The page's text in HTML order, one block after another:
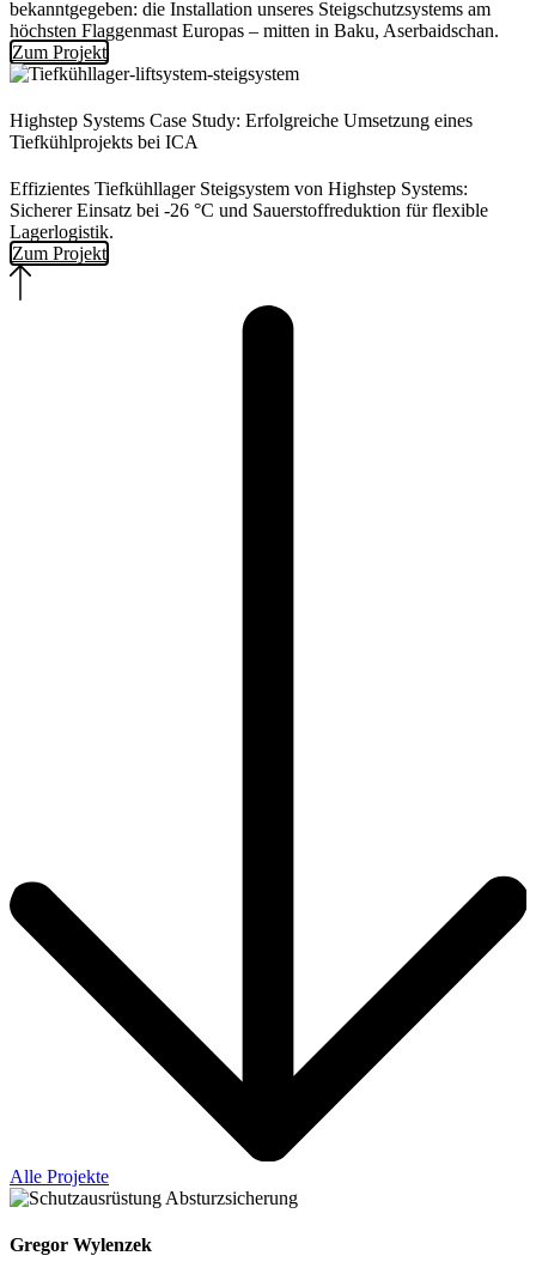
bekanntgegeben: die Installation unseres Steigschutzsystems am
höchsten Flaggenmast Europas – mitten in Baku, Aserbaidschan.
Zum Projekt
Highstep Systems Case Study: Erfolgreiche Umsetzung eines
Tiefkühlprojekts bei ICA
Effizientes Tiefkühllager Steigsystem von Highstep Systems:
Sicherer Einsatz bei -26 °C und Sauerstoffreduktion für flexible
Lagerlogistik.
Zum Projekt
Alle Projekte
Gregor Wylenzek